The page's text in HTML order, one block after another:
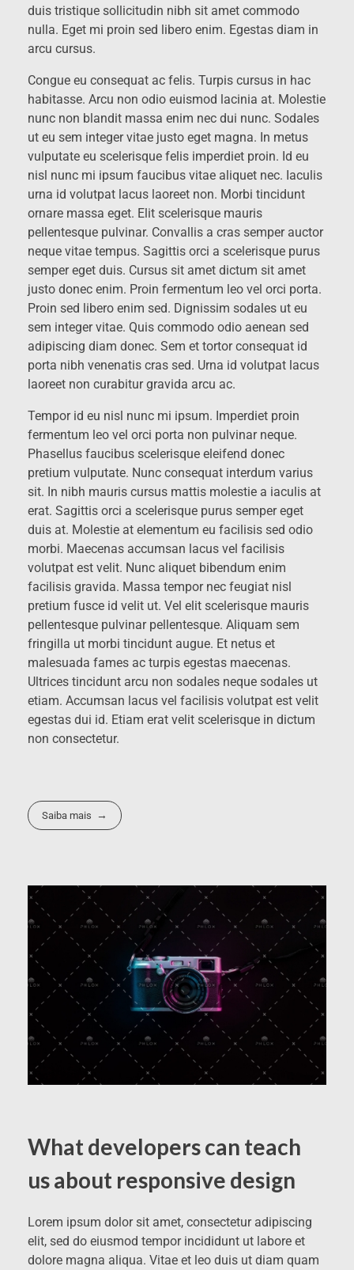
duis tristique sollicitudin nibh sit amet commodo
nulla. Eget mi proin sed libero enim. Egestas diam in
arcu cursus.
Congue eu consequat ac felis. Turpis cursus in hac
habitasse. Arcu non odio euismod lacinia at. Molestie
nunc non blandit massa enim nec dui nunc. Sodales
ut eu sem integer vitae justo eget magna. In metus
vulputate eu scelerisque felis imperdiet proin. Id eu
nisl nunc mi ipsum faucibus vitae aliquet nec. Iaculis
urna id volutpat lacus laoreet non. Morbi tincidunt
ornare massa eget. Elit scelerisque mauris
pellentesque pulvinar. Convallis a cras semper auctor
neque vitae tempus. Sagittis orci a scelerisque purus
semper eget duis. Cursus sit amet dictum sit amet
justo donec enim. Proin fermentum leo vel orci porta.
Proin sed libero enim sed. Dignissim sodales ut eu
sem integer vitae. Quis commodo odio aenean sed
adipiscing diam donec. Sem et tortor consequat id
porta nibh venenatis cras sed. Urna id volutpat lacus
laoreet non curabitur gravida arcu ac.
Tempor id eu nisl nunc mi ipsum. Imperdiet proin
fermentum leo vel orci porta non pulvinar neque.
Phasellus faucibus scelerisque eleifend donec
pretium vulputate. Nunc consequat interdum varius
sit. In nibh mauris cursus mattis molestie a iaculis at
erat. Sagittis orci a scelerisque purus semper eget
duis at. Molestie at elementum eu facilisis sed odio
morbi. Maecenas accumsan lacus vel facilisis
volutpat est velit. Nunc aliquet bibendum enim
facilisis gravida. Massa tempor nec feugiat nisl
pretium fusce id velit ut. Vel elit scelerisque mauris
pellentesque pulvinar pellentesque. Aliquam sem
fringilla ut morbi tincidunt augue. Et netus et
malesuada fames ac turpis egestas maecenas.
Ultrices tincidunt arcu non sodales neque sodales ut
etiam. Accumsan lacus vel facilisis volutpat est velit
egestas dui id. Etiam erat velit scelerisque in dictum
non consectetur.
Saiba mais
What developers can teach
us about responsive design
Lorem ipsum dolor sit amet, consectetur adipiscing
elit, sed do eiusmod tempor incididunt ut labore et
dolore magna aliqua. Vitae et leo duis ut diam quam